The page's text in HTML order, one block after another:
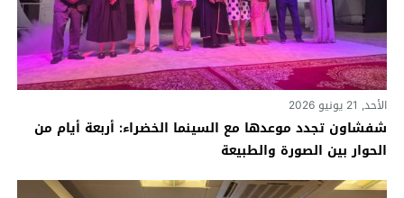
الأحد, 21 يونيو 2026
شفشاون تجدد موعدها مع السينما الخضراء: أربعة أيام من
الحوار بين الصورة والطبيعة